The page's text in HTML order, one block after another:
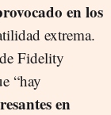
en los
extrema.
Fidelity
“hay
en